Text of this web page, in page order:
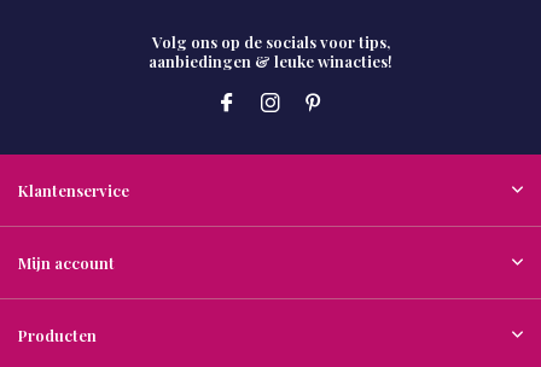
Volg ons op de socials voor tips,
aanbiedingen & leuke winacties!
Klantenservice
Mijn account
Producten